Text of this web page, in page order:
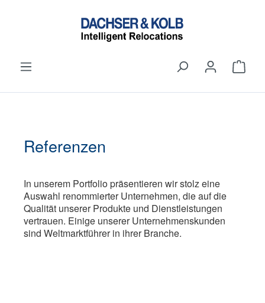
Referenzen
In unserem Portfolio präsentieren wir stolz eine
Auswahl renommierter Unternehmen, die auf die
Qualität unserer Produkte und Dienstleistungen
vertrauen. Einige unserer Unternehmenskunden
sind Weltmarktführer in ihrer Branche.